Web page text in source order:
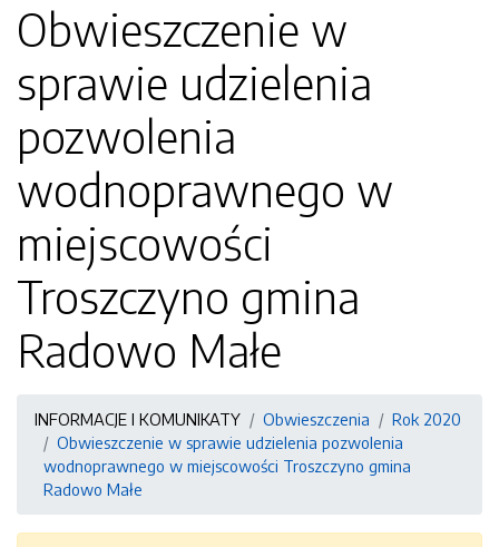
Obwieszczenie w
sprawie udzielenia
pozwolenia
wodnoprawnego w
miejscowości
Troszczyno gmina
Radowo Małe
INFORMACJE I KOMUNIKATY Obwieszczenia
Rok 2020
Obwieszczenie w sprawie udzielenia pozwolenia
wodnoprawnego w miejscowości Troszczyno gmina
Radowo Małe